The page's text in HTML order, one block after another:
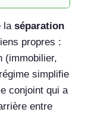
la séparation
propres :
(immobilier,
simplifie
conjoint qui a
entre